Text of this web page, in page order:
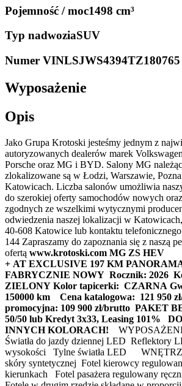
Pojemność / moc1498 cm³
Typ nadwoziaSUV
Numer VINLSJWS4394TZ180765
Wyposażenie
Opis
Jako Grupa Krotoski jesteśmy jednym z
autoryzowanych dealerów marek
Porsche oraz MG i BYD. Salony MG
zlokalizowane są w Łodzi, Warszawie,
Katowicach. Liczba salonów umożliwia
do szerokiej oferty samochodów nowych
zgodnych ze wszelkimi wytycznymi
odwiedzenia naszej lokalizacji w
40-608 Katowice lub kontaktu
144 Zapraszamy do zapoznania się z naszą
ofertą www.krotoski.com MG ZS HEV
+ AT EXCLUSIVE 197 KM
FABRYCZNIE NOWY Rocznik: 2026
ZIELONY Kolor tapicerki: CZARNA
150000 km
Cena katalogowa: 121 950
promocyjna: 109 900 zł/brutto PAKET
50/50 lub Kredyt 3x33, Leasing 101%
INNYCH KOLORACH!
Światła do jazdy dziennej LED Reflektory
wysokości Tylne światła LED
skóry syntetycznej Fotel kierowcy
kierunkach Fotel pasażera regulowany